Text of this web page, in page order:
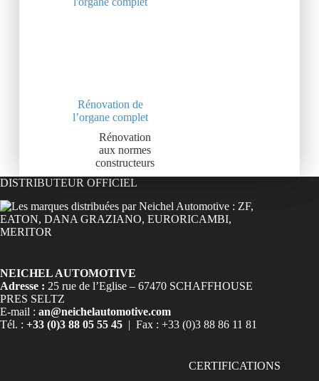
Rénovation de
l’organe complet
Rénovation
aux normes
constructeurs
DISTRIBUTEUR OFFICIEL
NEICHEL AUTOMOTIVE
Adresse : 25 rue de l’Eglise – 67470 SCHAFFHOUSE
PRES SELTZ
E-mail : an@neichelautomotive.com
Tél. : +33 (0)3 88 05 55 45 | Fax : +33 (0)3 88 86 11 81
CERTIFICATIONS